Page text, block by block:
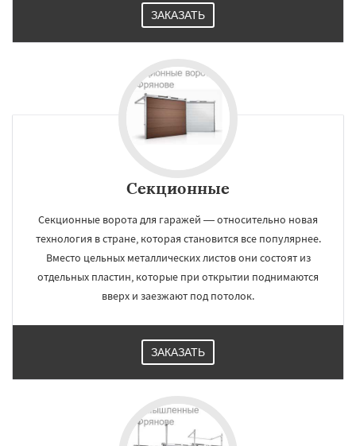
ЗАКАЗАТЬ
Секционные
Секционные ворота для гаражей — относительно новая
технология в стране, которая становится все популярнее.
Вместо цельных металлических листов они состоят из
отдельных пластин, которые при открытии поднимаются
вверх и заезжают под потолок.
ЗАКАЗАТЬ